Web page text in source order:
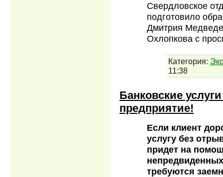
Свердловское
подготовило
Дмитрия
Охлопкова с
Категория:
11:38
Банковские
предприятие!
Если клиент
услугу без
придет на
требуются